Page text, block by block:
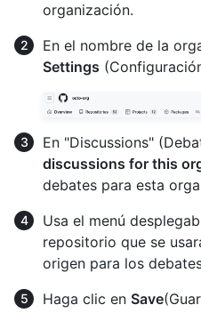
organización.
En el nombre de la
Settings
En "Discussions"
discussions for this
debates para esta
Usa el menú
repositorio que se
origen para los
Haga clic en Save